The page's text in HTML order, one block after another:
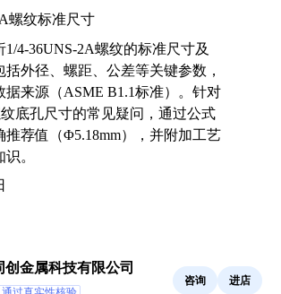
螺纹标准尺寸
4-36UNS-2A螺纹的标准尺寸及
括外径、螺距、公差等关键参数，
据来源（ASME B1.1标准）。针对
纹底孔尺寸的常见疑问，通过公式
推荐值（Φ5.18mm），并附加工艺
。
创金属科技有限公司
咨询 进店